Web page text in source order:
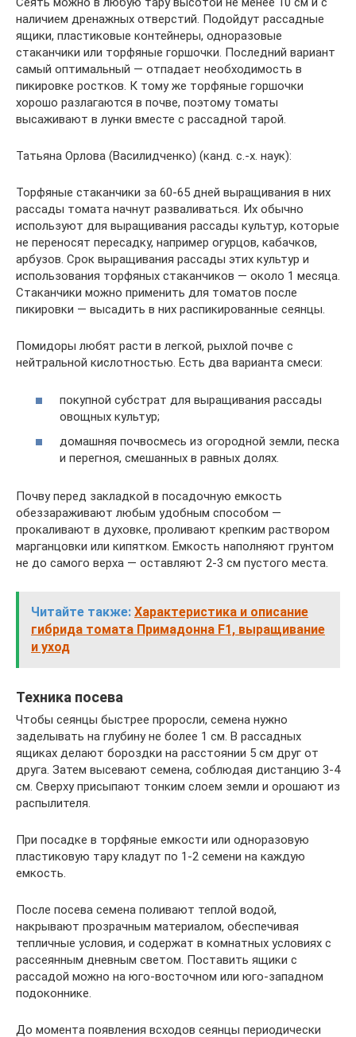
наличием дренажных отверстий. Подойдут рассадные
ящики, пластиковые контейнеры, одноразовые
стаканчики или торфяные горшочки. Последний вариант
самый оптимальный — отпадает необходимость в
пикировке ростков. К тому же торфяные горшочки
хорошо разлагаются в почве, поэтому томаты
высаживают в лунки вместе с рассадной тарой.
Татьяна Орлова (Василидченко) (канд. с.-х. наук):
Торфяные стаканчики за 60-65 дней выращивания в них
рассады томата начнут разваливаться. Их обычно
используют для выращивания рассады культур, которые
не переносят пересадку, например огурцов, кабачков,
арбузов. Срок выращивания рассады этих культур и
использования торфяных стаканчиков — около 1 месяца.
Стаканчики можно применить для томатов после
пикировки — высадить в них распикированные сеянцы.
Помидоры любят расти в легкой, рыхлой почве с
нейтральной кислотностью. Есть два варианта смеси:
покупной субстрат для выращивания рассады
овощных культур;
домашняя почвосмесь из огородной земли, песка
и перегноя, смешанных в равных долях.
Почву перед закладкой в посадочную емкость
обеззараживают любым удобным способом —
прокаливают в духовке, проливают крепким раствором
марганцовки или кипятком. Емкость наполняют грунтом
не до самого верха — оставляют 2-3 см пустого места.
Читайте также: Характеристика и описание
гибрида томата Примадонна F1, выращивание
и уход
Техника посева
Чтобы сеянцы быстрее проросли, семена нужно
заделывать на глубину не более 1 см. В рассадных
ящиках делают бороздки на расстоянии 5 см друг от
друга. Затем высевают семена, соблюдая дистанцию 3-4
см. Сверху присыпают тонким слоем земли и орошают из
распылителя.
При посадке в торфяные емкости или одноразовую
пластиковую тару кладут по 1-2 семени на каждую
емкость.
После посева семена поливают теплой водой,
накрывают прозрачным материалом, обеспечивая
тепличные условия, и содержат в комнатных условиях с
рассеянным дневным светом. Поставить ящики с
рассадой можно на юго-восточном или юго-западном
подоконнике.
До момента появления всходов сеянцы периодически